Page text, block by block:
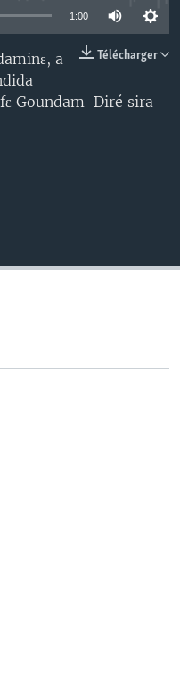
1:00
Télécharger
a
Goundam-Diré sira